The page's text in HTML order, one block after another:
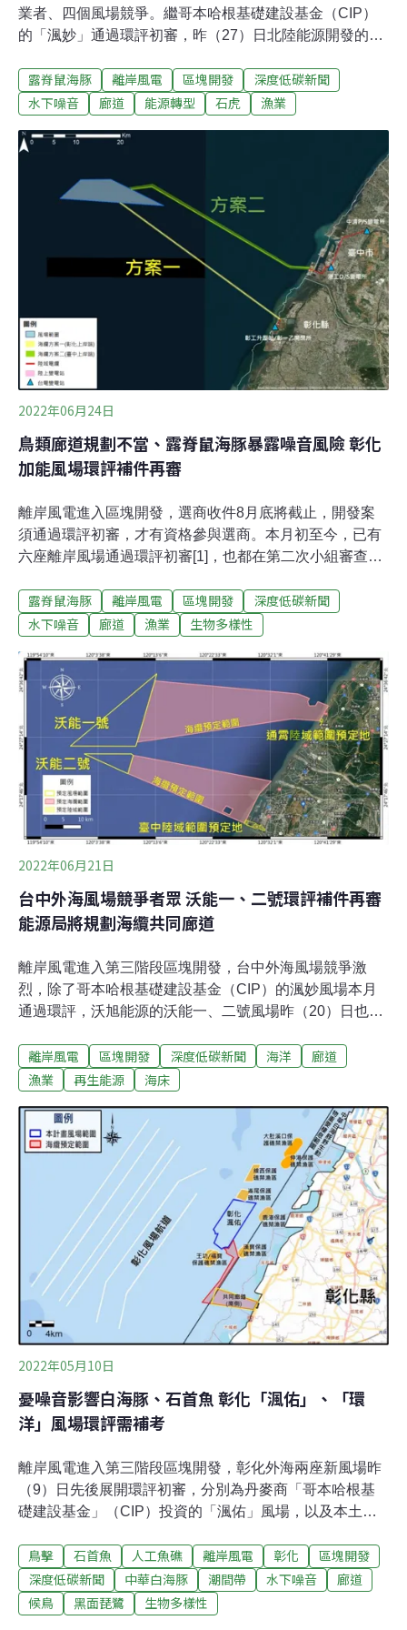
業者、四個風場競爭。繼哥本哈根基礎建設基金（CIP）
的「渢妙」通過環評初審，昨（27）日北陸能源開發的
審查的區塊開發13案，已有過半數通過初審，取得選商門
票。由於北能風場涉及鯨豚及石首魚噪音疑慮，苗栗陸纜
外，「北能」與「加能」風場之間留設的廊道與鳥類飛行
軌跡不符，開發單位則承諾配合能源局規劃的鳥類廊道，
並保留風場東南側區塊不開發。離岸風電區塊開發13案 過
半數已取得選商門票「北能」由加拿大業者北陸能源規
劃，是區塊開發階段中，台中外海第二個取得選商門票的
風場；該區還有沃旭能源的「沃能一號」、「沃能二號」
尚未通過初審。北能開發範圍約188平方公里，離岸最近
35公里，海纜預計從台中龍井或苗栗通霄上岸；風場單機
裝置容量為14~20MW，最大裝置容量則
露脊鼠海豚 離岸風電 區塊開發
深度低碳新聞
水下噪音
廊道 能源轉型 石虎 漁業
2022年06月24日
鳥類廊道規劃不當、露脊鼠海豚暴露噪音風險 彰化
加能風場環評補件再審
離岸風電進入區塊開發，選商收件8月底將截止，開發案
須通過環評初審，才有資格參與選商。本月初至今，已有
六座離岸風場通過環評初審[1]，也都在第二次小組審查就
能」風場，則因鳥類廊道規劃問題，遭專案小組認定應補
件再審。此案還面臨鯨豚保育的質疑。由於預計在彰化外
只調查中華白海豚，但該風場並非中華白海豚的活動熱
區，反而同為一級瀕危物種的「露脊鼠海豚」較常出沒，
環說書卻未提相關減害措施，恐怕將使之承受噪音衝擊。
環委再要求採減噪「負壓沉箱」基礎 開發單位：地質調查
要先做加能風場位於彰化縣外海，開發範圍約76平方公
里，離岸最近則為43公里，海纜規劃可能從台中或彰化上
岸。風場單機裝置容量為14~20MW，最大裝置容量則是
602MW，預計布建30~43部風機，採三腳套筒式基礎。
露脊鼠海豚 離岸風電 區塊開發
深度低碳新聞
水下噪音
廊道 漁業 生物多樣性
2022年06月21日
台中外海風場競爭者眾 沃能一、二號環評補件再審
能源局將規劃海纜共同廊道
離岸風電進入第三階段區塊開發，台中外海風場競爭激
烈，除了哥本哈根基礎建設基金（CIP）的渢妙風場本月
通過環評，沃旭能源的沃能一、二號風場昨（20）日也展
清，會中也有民間團體質疑，風場基樁間距過小將影響漁
民權益，專案小組決議兩案修正再審。此外，經濟部能源
能源局副局長李君禮受訪表示，即將公布的廊道有數條，
從桃園到台南都有。沃旭推新案 搶台中離岸風場門票依經
濟部能源局公布的「離岸風力發電區塊開發容量分配作業
要點」，開發計畫須通過環評初審，才能參與選商作業。
第一階段選商收件將在8月底截止，本月已有沃旭能源的
旭風二、三號（彰化外海）、CIP的渢妙（台中外海）、
本土業者上緯新能源的海盛（苗栗外海）等四座風場，陸
續通過初審、取得選商門票。
離岸風電 區塊開發 深度低碳新聞 海洋
廊道
漁業
再生能源 海床
2022年05月10日
憂噪音影響白海豚、石首魚 彰化「渢佑」、「環
洋」風場環評需補考
離岸風電進入第三階段區塊開發，彰化外海兩座新風場昨
（9）日先後展開環評初審，分別為丹麥商「哥本哈根基
礎建設基金」（CIP）投資的「渢佑」風場，以及本土能
兩座風場面臨相似的生態疑慮，包括鳥擊風險、陸纜施工
對於彰化潮間帶的衝擊、水下噪音影響石首魚及白海豚
等，環委與環保團體紛紛提出質疑。此外，兩案選址皆位
於航道內側，與政策環評的航道外優先開發規範是否違
鳥擊 石首魚 人工魚礁 離岸風電 彰化
區塊開發
深度低碳新聞
中華白海豚 潮間帶 水下噪音
廊道
候鳥
黑面琵鷺 生物多樣性